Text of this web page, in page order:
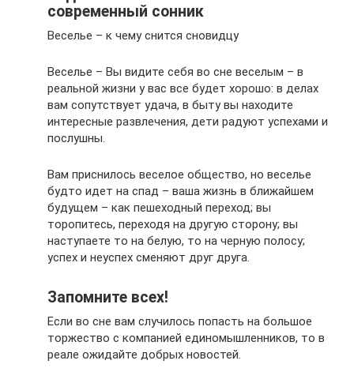
современный сонник
Веселье – к чему снится сновидцу
Веселье – Вы видите себя во сне веселым – в
реальной жизни у вас все будет хорошо: в делах
вам сопутствует удача, в быту вы находите
интересные развлечения, дети радуют успехами и
послушны.
Вам приснилось веселое общество, но веселье
будто идет на спад – ваша жизнь в ближайшем
будущем – как пешеходный переход; вы
торопитесь, переходя на другую сторону; вы
наступаете то на белую, то на черную полосу;
успех и неуспех сменяют друг друга.
Запомните всех!
Если во сне вам случилось попасть на большое
торжество с компанией единомышленников, то в
реале ожидайте добрых новостей.